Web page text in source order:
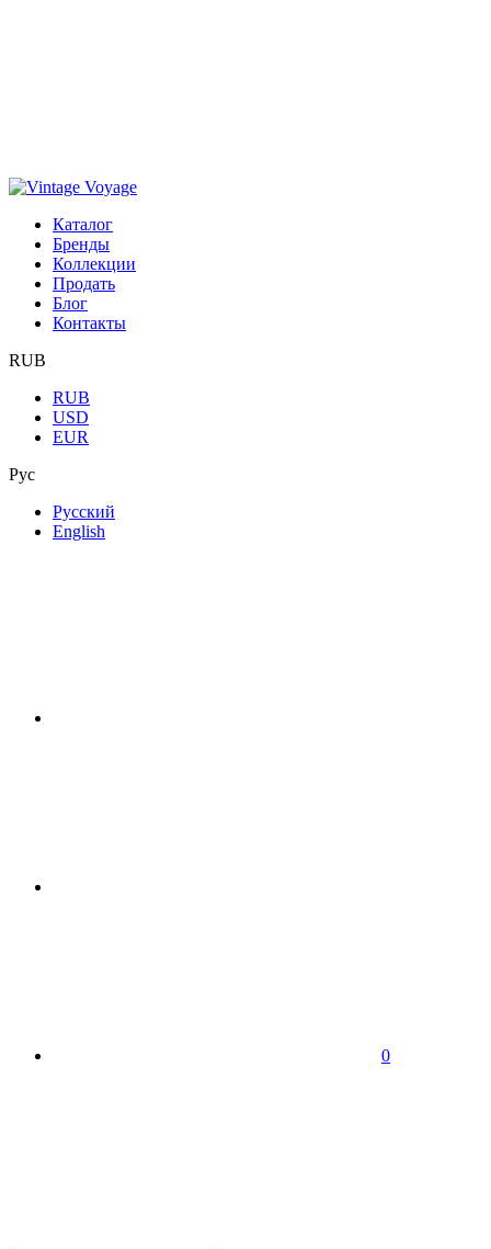
Каталог
Бренды
Коллекции
Продать
Блог
Контакты
RUB
RUB
USD
EUR
Рус
Русский
English
0